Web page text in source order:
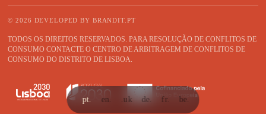
pt. en. .uk de. fr. be.
© 2026 DEVELOPED BY BRANDIT.PT
TODOS OS DIREITOS RESERVADOS. PARA RESOLUÇÃO DE CONFLITOS DE
CONSUMO CONTACTE O CENTRO DE ARBITRAGEM DE CONFLITOS DE
CONSUMO DO DISTRITO DE LISBOA.